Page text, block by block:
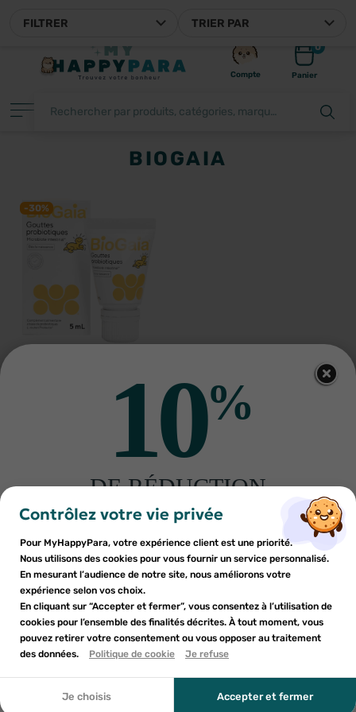
Compte
0
Panier
TRIER PAR
FILTRER
BIOGAIA
-30%
€40
EN POINT RELAIS (VOIR CONDITIONS)
LIVRAISON EN FRANCE ET À L'INTERNATIONAL
Profitez de -10%
Pour votre 1ère commande en vous inscrivant à notre
newsletter
*Voir conditions
Ajouter à ma liste d'envies ×
add_circle_outline
Créer une nouvelle liste
((modalTitle)) ×
((confirmMessage))
((cancelText))
((modalDeleteText))
×
Nom de la liste d'envies
Annuler
Créer une liste d'envies
×
Vous devez être connecté pour ajouter des produits à votre
liste d'envies.
Annuler
Connexion
Contrôlez votre vie privée
Pour MyHappyPara, votre expérience client est une priorité.
Nous utilisons des cookies pour vous fournir un service personnalisé.
En mesurant l’audience de notre site, nous améliorons votre
expérience selon vos choix.
En cliquant sur “Accepter et fermer”, vous consentez à l’utilisation de
cookies pour l’ensemble des finalités décrites. À tout moment, vous
pouvez retirer votre consentement ou vous opposer au traitement
des données.
Politique de cookie Je refuse
Je choisis Accepter et fermer
10%
DE RÉDUCTION
sur votre première commande
Inscrivez-vous à notre newsletter et profitez
d'une réduction sur votre première commande*
En soumettant ce formulaire, j'accepte que les
informations saisies soient utilisées dans le cadre de
découler. Vous référer à la politique de confidentialité.